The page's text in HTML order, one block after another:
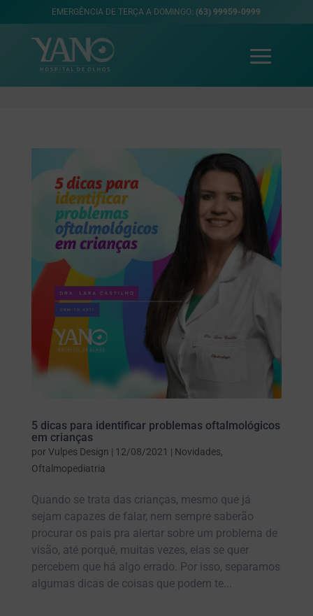
EMERGÊNCIA DE TERÇA A DOMINGO: (63) 99959-0999
5 dicas para identificar problemas oftalmológicos
em crianças
porVulpes Design | 12/08/2021 | Novidades,
Oftalmopediatria
Quando se trata das crianças, mesmo que já
sejam capazes de falar, nem sempre saberão
procurar os pais pra alertar sobre um problema de
visão, até porquê, muitas vezes, elas se quer
percebem que há algo errado. Por isso, separamos
algumas dicas de coisas que podem te...